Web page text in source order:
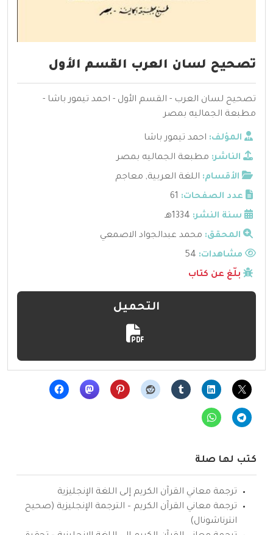
تصحيح لسان العرب القسم الأول
تصحيح لسان العرب - القسم الأول - احمد تيمور باشا -
مطبعة الجماليه بمصر
المؤلف: احمد تيمور باشا
الناشر: مطبعة الجماليه بمصر
الأقسام: اللغة العربية, معاجم
عدد الصفحات: 61
سنة النشر: 1334هـ
المحقق: محمد عبدالجواد الاصمعي
مشاهدات:
بلّغ عن كتاب
التحميل
كتب لها صلة
ترجمة معاني القرآن الكريم إلى اللغة الإنجليزية
ترجمة معاني القرآن الكريم – الترجمة الإنجليزية (صحيح
انترناشونال)